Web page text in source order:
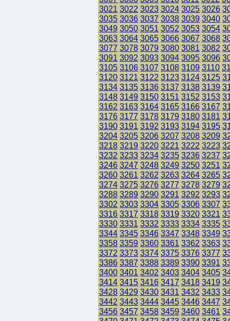
3021 3022 3023 3024 3025 3026
3035 3036 3037 3038 3039 3040
3049 3050 3051 3052 3053 3054
3063 3064 3065 3066 3067 3068
3077 3078 3079 3080 3081 3082
3091 3092 3093 3094 3095 3096
3105 3106 3107 3108 3109 3110
3120 3121 3122 3123 3124 3125
3134 3135 3136 3137 3138 3139
3148 3149 3150 3151 3152 3153
3162 3163 3164 3165 3166 3167
3176 3177 3178 3179 3180 3181
3190 3191 3192 3193 3194 3195
3204 3205 3206 3207 3208 3209
3218 3219 3220 3221 3222 3223
3232 3233 3234 3235 3236 3237
3246 3247 3248 3249 3250 3251
3260 3261 3262 3263 3264 3265
3274 3275 3276 3277 3278 3279
3288 3289 3290 3291 3292 3293
3302 3303 3304 3305 3306 3307
3316 3317 3318 3319 3320 3321
3330 3331 3332 3333 3334 3335
3344 3345 3346 3347 3348 3349
3358 3359 3360 3361 3362 3363
3372 3373 3374 3375 3376 3377
3386 3387 3388 3389 3390 3391
3400 3401 3402 3403 3404 3405
3414 3415 3416 3417 3418 3419
3428 3429 3430 3431 3432 3433
3442 3443 3444 3445 3446 3447
3456 3457 3458 3459 3460 3461